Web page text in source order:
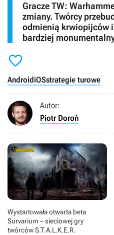
Gracze TW:
zmiany. Twórcy
odmienią krwiopijców i
bardziej

AndroidiOSstrategie turowe
Autor:
Piotr Doroń
Wystartowała otwarta beta
Survarium – sieciowej gry
twórców S.T.A.L.K.E.R.